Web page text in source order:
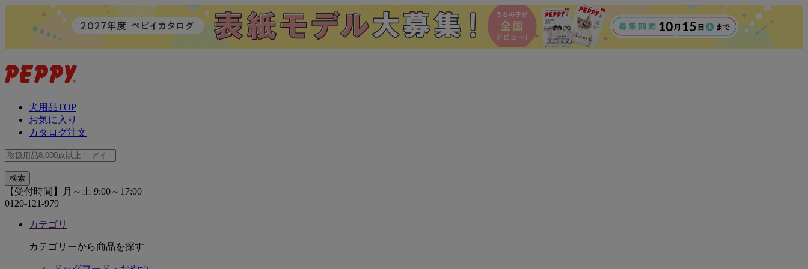
犬用品TOP
お気に入り
カタログ注文
【受付時間】月～土 9:00～17:00
0120-121-979
カテゴリ
カテゴリーから商品を探す